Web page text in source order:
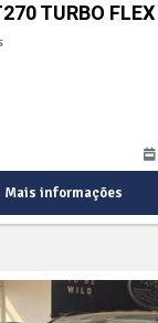
TURBO
Mais informações